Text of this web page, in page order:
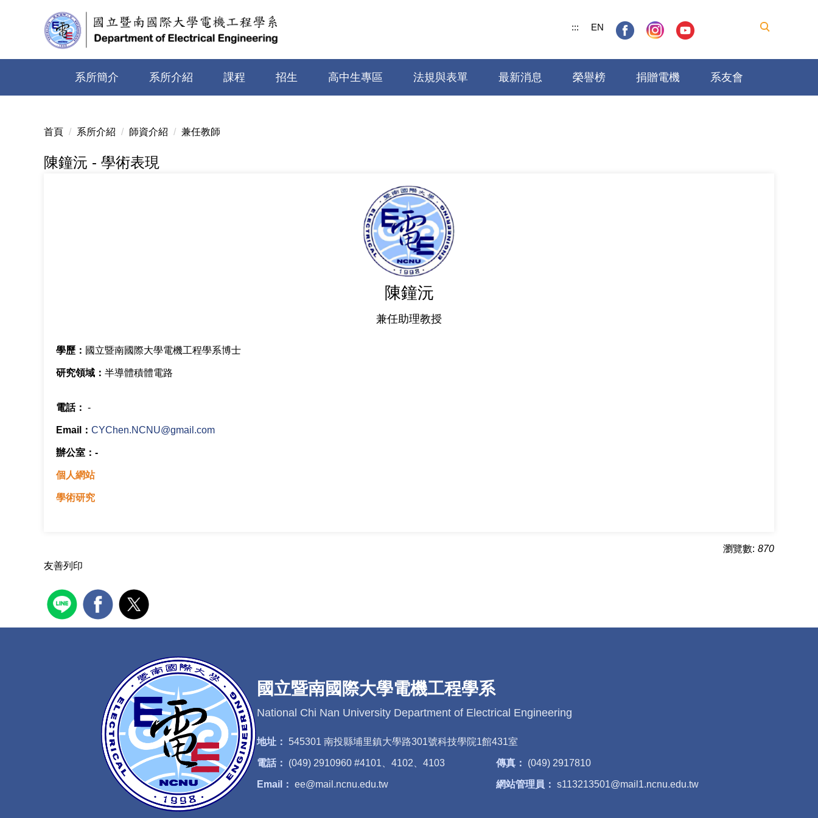
區
::: EN
系所簡介 系所介紹 課程 招生 高中生專區 法規與表單 最新消息 榮譽榜 捐贈電機 系友會
首頁 系所介紹 師資介紹 兼任教師
陳鐘沅 - 學術表現
陳鐘沅
兼任助理教授
學歷： 國立暨南國際大學電機工程學系博士
研究領域： 半導體積體電路
電話： -
Email： CYChen.NCNU@gmail.com
辦公室：-
個人網站
學術研究
瀏覽數: 870
友善列印
國立暨南國際大學電機工程學系
National Chi Nan University Department of Electrical Engineering
地址： 545301 南投縣埔里鎮大學路301號科技學院1館431室
電話： (049) 2910960 #4101、4102、4103 傳真： (049) 2917810
Email： ee@mail.ncnu.edu.tw 網站管理員： s113213501@mail1.ncnu.edu.tw